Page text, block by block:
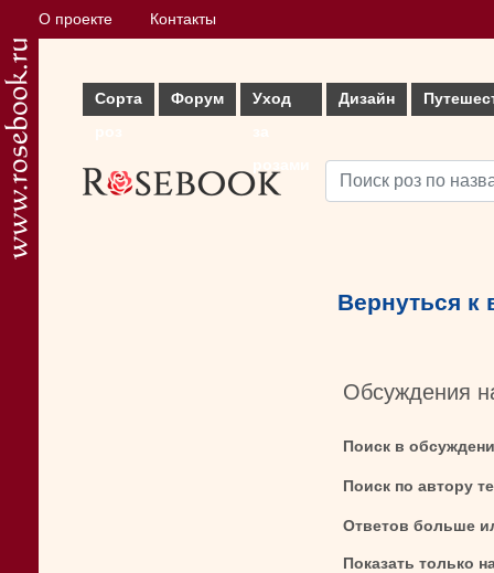
О проекте Контакты
Сорта
Форум
Уход
Дизайн
Вернуться к
Обсуждения
Поиск в
Поиск по автору
Ответов больше
Показать только